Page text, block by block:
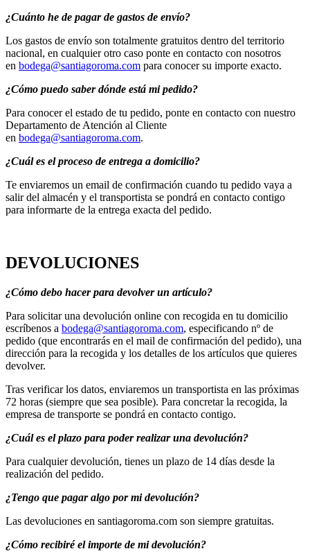
¿Cuánto he de pagar de gastos de envío?
Los gastos de envío son totalmente gratuitos dentro del territorio
nacional, en cualquier otro caso ponte en contacto con nosotros
en bodega@santiagoroma.com para conocer su importe exacto.
¿Cómo puedo saber dónde está mi pedido?
Para conocer el estado de tu pedido, ponte en contacto con nuestro
Departamento de Atención al Cliente
en bodega@santiagoroma.com.
¿Cuál es el proceso de entrega a domicilio?
Te enviaremos un email de confirmación cuando tu pedido vaya a
salir del almacén y el transportista se pondrá en contacto contigo
para informarte de la entrega exacta del pedido.
DEVOLUCIONES
¿Cómo debo hacer para devolver un artículo?
Para solicitar una devolución online con recogida en tu domicilio
escríbenos a bodega@santiagoroma.com, especificando nº de
pedido (que encontrarás en el mail de confirmación del pedido), una
dirección para la recogida y los detalles de los artículos que quieres
devolver.
Tras verificar los datos, enviaremos un transportista en las próximas
72 horas (siempre que sea posible). Para concretar la recogida, la
empresa de transporte se pondrá en contacto contigo.
¿Cuál es el plazo para poder realizar una devolución?
Para cualquier devolución, tienes un plazo de 14 días desde la
realización del pedido.
¿Tengo que pagar algo por mi devolución?
Las devoluciones en santiagoroma.com son siempre gratuitas.
¿Cómo recibiré el importe de mi devolución?